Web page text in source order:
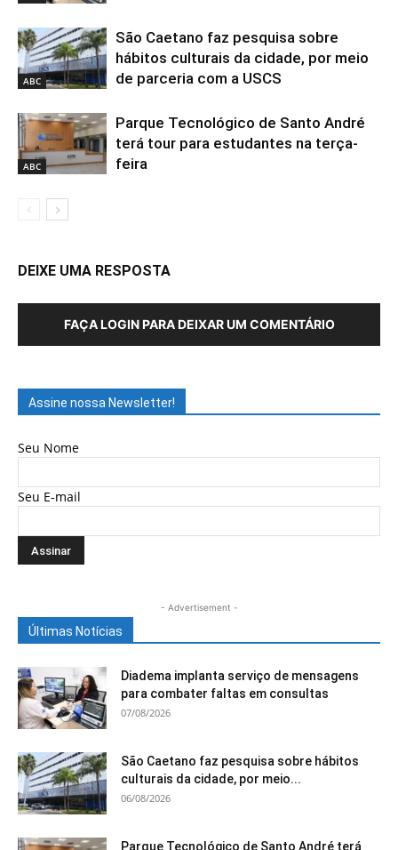
ABC
São Caetano faz pesquisa sobre
hábitos culturais da cidade, por meio
de parceria com a USCS
ABC
Parque Tecnológico de Santo André
terá tour para estudantes na terça-
feira
DEIXE UMA RESPOSTA
FAÇA LOGIN PARA DEIXAR UM COMENTÁRIO
Assine nossa Newsletter!
Seu Nome
Seu E-mail
- Advertisement -
Últimas Notícias
Diadema implanta serviço de mensagens
para combater faltas em consultas
07/08/2026
São Caetano faz pesquisa sobre hábitos
culturais da cidade, por meio...
06/08/2026
Parque Tecnológico de Santo André terá